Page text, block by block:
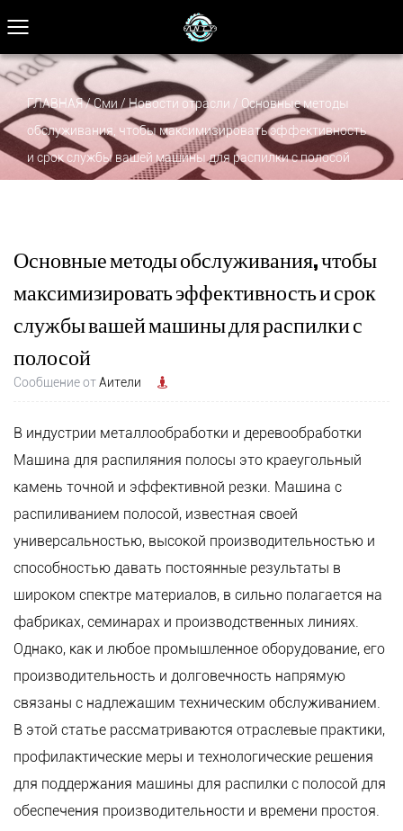
ГЛАВНАЯ/Сми / Новости отрасли / Основные методы
обслуживания, чтобы максимизировать эффективность
и срок службы вашей машины для распилки с полосой
Основные методы обслуживания, чтобы
максимизировать эффективность и срок
службы вашей машины для распилки с
полосой
Сообщение отАители
В индустрии металлообработки и деревообработки
Машина для распиляния полосы это краеугольный
камень точной и эффективной резки. Машина с
распиливанием полосой, известная своей
универсальностью, высокой производительностью и
способностью давать постоянные результаты в
широком спектре материалов, в сильно полагается на
фабриках, семинарах и производственных линиях.
Однако, как и любое промышленное оборудование, его
производительность и долговечность напрямую
связаны с надлежащим техническим обслуживанием.
В этой статье рассматриваются отраслевые практики,
профилактические меры и технологические решения
для поддержания машины для распилки с полосой для
обеспечения производительности и времени простоя.